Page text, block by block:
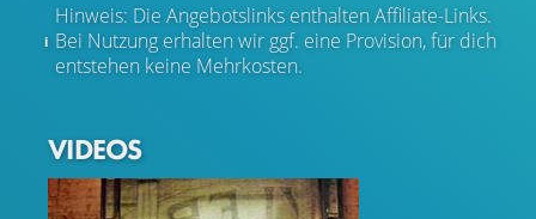
Hinweis: Die Angebotslinks enthalten Affiliate-Links.
Bei Nutzung erhalten wir ggf. eine Provision, für dich
entstehen keine Mehrkosten.
VIDEOS